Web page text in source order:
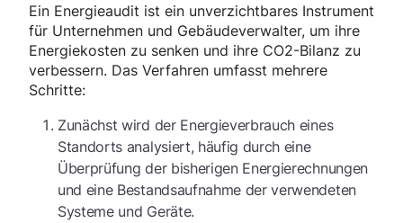
Ein Energieaudit ist ein unverzichtbares Instrument
für Unternehmen und Gebäudeverwalter, um ihre
Energiekosten zu senken und ihre CO2-Bilanz zu
verbessern. Das Verfahren umfasst mehrere
Schritte:
Zunächst wird der Energieverbrauch eines
Standorts analysiert, häufig durch eine
Überprüfung der bisherigen Energierechnungen
und eine Bestandsaufnahme der verwendeten
Systeme und Geräte.